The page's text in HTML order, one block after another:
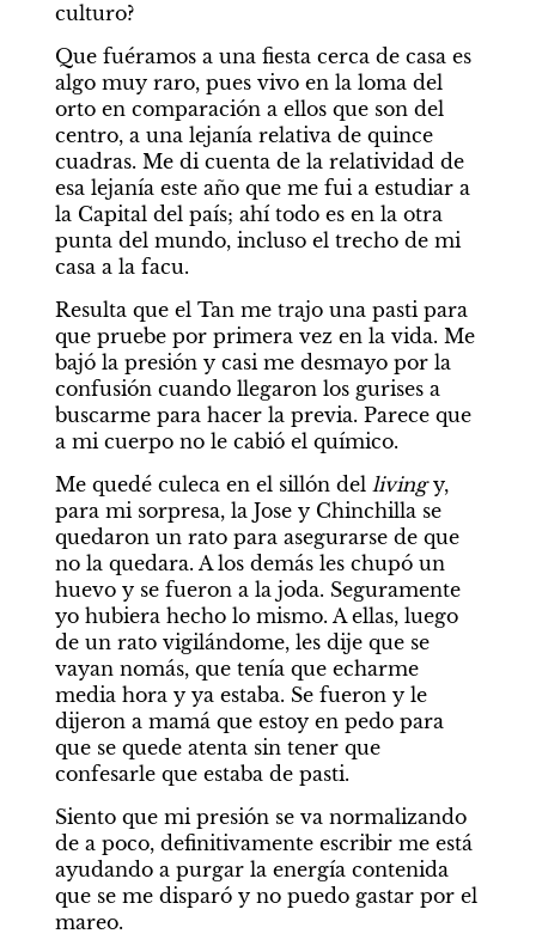
culturo?
Que fuéramos a una fiesta cerca de casa es
algo muy raro, pues vivo en la loma del
orto en comparación a ellos que son del
centro, a una lejanía relativa de quince
cuadras. Me di cuenta de la relatividad de
esa lejanía este año que me fui a estudiar a
la Capital del país; ahí todo es en la otra
punta del mundo, incluso el trecho de mi
casa a la facu.
Resulta que el Tan me trajo una pasti para
que pruebe por primera vez en la vida. Me
bajó la presión y casi me desmayo por la
confusión cuando llegaron los gurises a
buscarme para hacer la previa. Parece que
a mi cuerpo no le cabió el químico.
Me quedé culeca en el sillón del living y,
para mi sorpresa, la Jose y Chinchilla se
quedaron un rato para asegurarse de que
no la quedara. A los demás les chupó un
huevo y se fueron a la joda. Seguramente
yo hubiera hecho lo mismo. A ellas, luego
de un rato vigilándome, les dije que se
vayan nomás, que tenía que echarme
media hora y ya estaba. Se fueron y le
dijeron a mamá que estoy en pedo para
que se quede atenta sin tener que
confesarle que estaba de pasti.
Siento que mi presión se va normalizando
de a poco, definitivamente escribir me está
ayudando a purgar la energía contenida
que se me disparó y no puedo gastar por el
mareo.